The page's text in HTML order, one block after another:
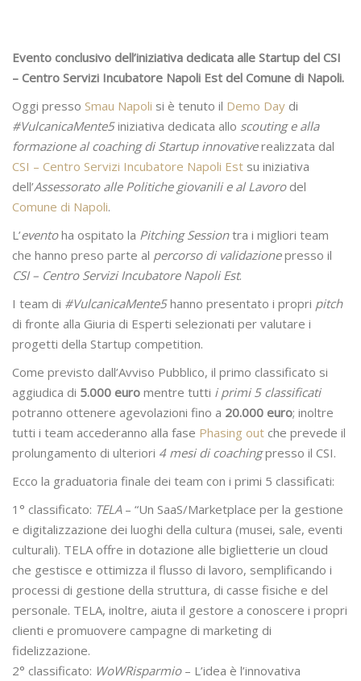
Evento conclusivo dell’iniziativa dedicata alle Startup del CSI
– Centro Servizi Incubatore Napoli Est del Comune di Napoli.
Oggi presso Smau Napoli si è tenuto il Demo Day di
#VulcanicaMente5iniziativa dedicata allo scouting e alla
formazione al coaching di Startup innovativerealizzata dal
CSI – Centro Servizi Incubatore Napoli Est su iniziativa
dell’Assessorato alle Politiche giovanili e al Lavoro del
Comune di Napoli.
L’eventoha ospitato la Pitching Sessiontra i migliori team
che hanno preso parte al percorso di validazionepresso il
CSI – Centro Servizi Incubatore Napoli Est.
I team di #VulcanicaMente5hanno presentato i propri pitch
di fronte alla Giuria di Esperti selezionati per valutare i
progetti della Startup competition.
Come previsto dall’Avviso Pubblico, il primo classificato si
aggiudica di 5.000 euro mentre tutti i primi 5 classificati
potranno ottenere agevolazioni fino a 20.000 euro; inoltre
tutti i team accederanno alla fase Phasing out che prevede il
prolungamento di ulteriori 4 mesi di coachingpresso il CSI.
Ecco la graduatoria finale dei team con i primi 5 classificati:
1° classificato: TELA – “Un SaaS/Marketplace per la gestione
e digitalizzazione dei luoghi della cultura (musei, sale, eventi
culturali). TELA offre in dotazione alle biglietterie un cloud
che gestisce e ottimizza il flusso di lavoro, semplificando i
processi di gestione della struttura, di casse fisiche e del
personale. TELA, inoltre, aiuta il gestore a conoscere i propri
clienti e promuovere campagne di marketing di
fidelizzazione.
2° classificato: WoWRisparmio– L’idea è l’innovativa